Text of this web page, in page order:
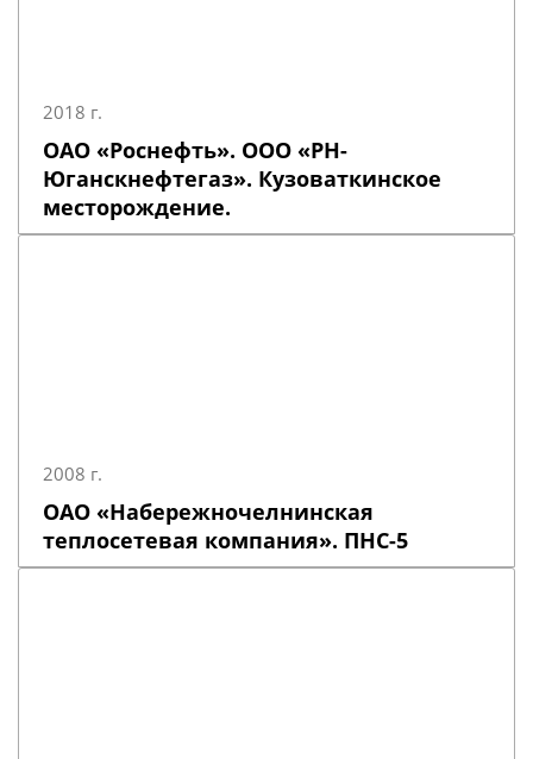
2018 г.
ОАО «Роснефть». ООО «РН-
Юганскнефтегаз». Кузоваткинское
месторождение.
2008 г.
ОАО «Набережночелнинская
теплосетевая компания». ПНС-5